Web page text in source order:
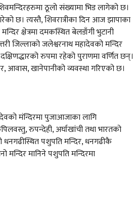
ठूलो संख्यामा भिड लागेको छ।
छ। त्यस्तै, शिवरात्रीका दिन आज झापाका
क्षेत्रमा दमकस्थित बेलडाँगी भुटानी
जिल्लाको जलेश्वरनाथ महादेवको मन्दिर
रुपमा रहेको पुराणमा वर्णित छन्।
आवास, खानेपानीको व्यवस्था गरिएको छ।
मंन्दिरमा पुजाआजाका लागि
रुपन्देही, अर्घाखांची तथा भारतको
धनगढीस्थित पशुपति मन्दिर, धनगढीकै
मानिने पशुपति मन्दिरमा